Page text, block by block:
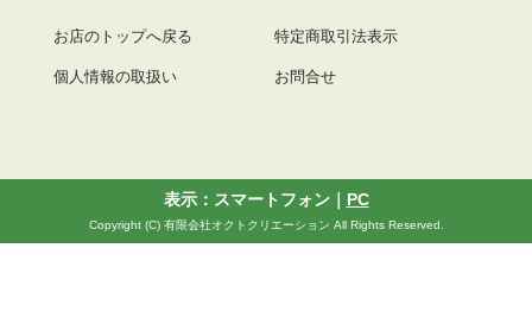
お店のトップへ戻る 特定商取引法表示
個人情報の取扱い お問合せ
表示：スマートフォン｜ PC
Copyright (C) 有限会社オクトクリエーション All Rights Reserved.